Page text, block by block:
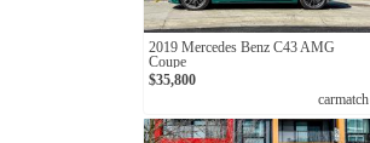
2019 Mercedes Benz C43 AMG
Coupe
$35,800
carmatch